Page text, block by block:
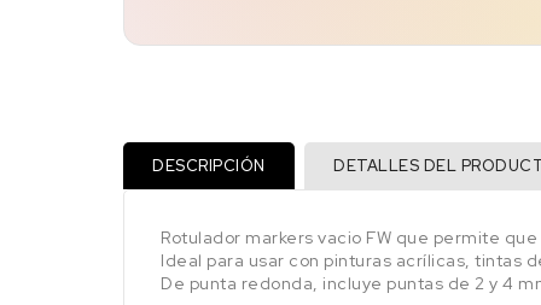
DESCRIPCIÓN DETALLES DEL
Rotulador markers vacio FW que permite
Ideal para usar con pinturas acrílicas, tintas
De punta redonda, incluye puntas de 2 y 4